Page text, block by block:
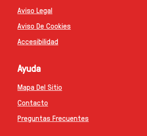
Aviso Legal
Aviso De Cookies
Accesibilidad
Ayuda
Mapa Del Sitio
Contacto
Preguntas Frecuentes